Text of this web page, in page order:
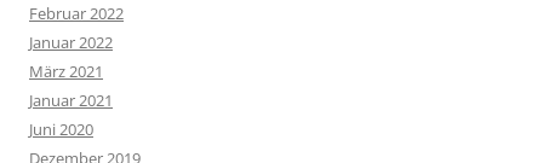
Februar 2022
Januar 2022
März 2021
Januar 2021
Juni 2020
Dezember 2019